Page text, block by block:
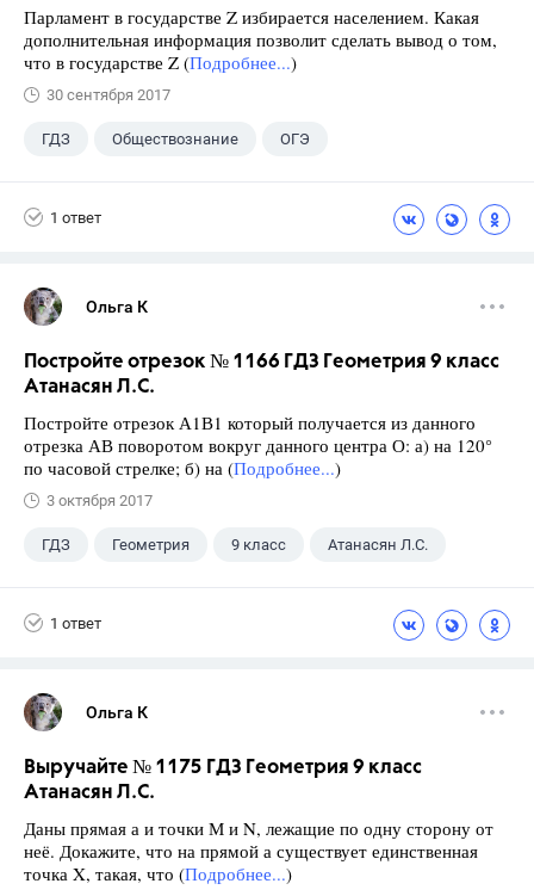
Парламент в государстве Z избирается населением. Какая
дополнительная информация позволит сделать вывод о том,
что в государстве Z (Подробнее...)
30 сентября 2017
ГДЗ Обществознание ОГЭ
1 ответ
Ольга К
Постройте отрезок № 1166 ГДЗ Геометрия 9 класс
Атанасян Л.С.
Постройте отрезок А1В1 который получается из данного
отрезка АВ поворотом вокруг данного центра О: а) на 120°
по часовой стрелке; б) на (Подробнее...)
3 октября 2017
ГДЗ Геометрия 9 класс Атанасян Л.С.
1 ответ
Ольга К
Выручайте № 1175 ГДЗ Геометрия 9 класс
Атанасян Л.С.
Даны прямая а и точки М и N, лежащие по одну сторону от
неё. Докажите, что на прямой а существует единственная
точка X, такая, что (Подробнее...)